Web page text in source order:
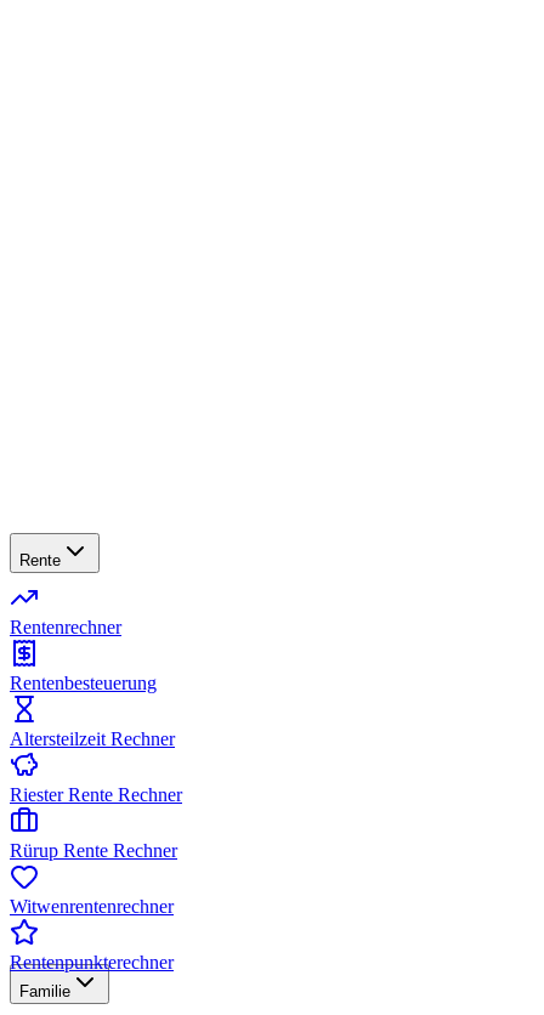
Rente
Rentenrechner
Rentenbesteuerung
Altersteilzeit Rechner
Riester Rente Rechner
Rürup Rente Rechner
Witwenrentenrechner
Rentenpunkterechner
Familie